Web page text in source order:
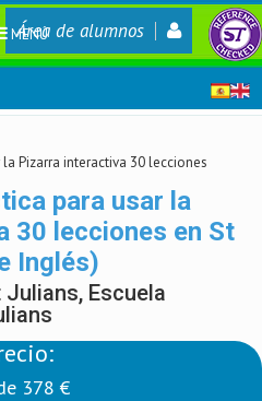
Área de alumnos
MENÚ
Pizarra interactiva 30 lecciones
para usar la
30 lecciones en St
Inglés)
Escuela
378 €